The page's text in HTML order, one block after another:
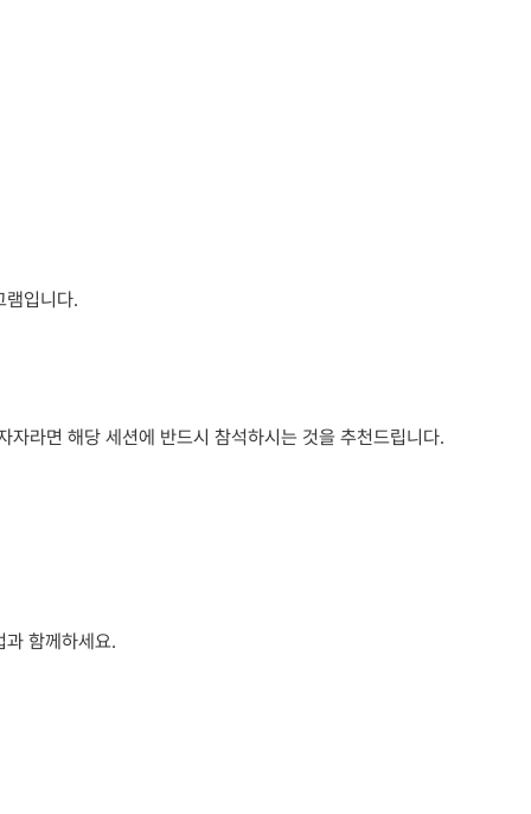
입니다.
라면 해당 세션에 반드시 참석하시는 것을 추천드립니다.
함께하세요.